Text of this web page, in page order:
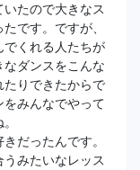
たので大きなス
です。ですが、
でくれる人たちが
ダンスをこんな
たりできたからで
みんなでやって
だったんです。
みたいなレッス